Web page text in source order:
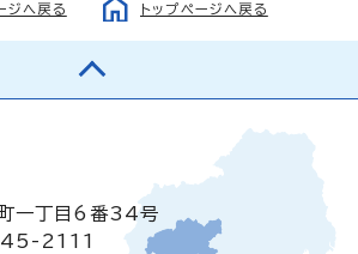
ジへ戻る トップページへ戻る
一丁目6番34号
2111